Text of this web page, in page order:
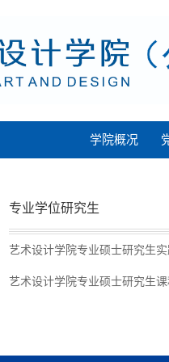
学院概况
专业学位研究生
艺术设计学院专业硕士研究生
艺术设计学院专业硕士研究生